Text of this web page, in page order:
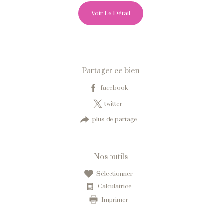
Voir Le Détail
Partager ce bien
facebook
twitter
plus de partage
Nos outils
sélectionner
calculatrice
imprimer